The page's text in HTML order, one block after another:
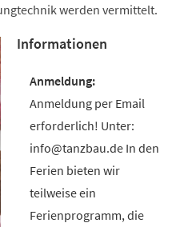
werden vermittelt.
Informationen
Anmeldung per Email
erforderlich! Unter:
info@tanzbau.de In den
Ferien bieten wir
teilweise ein
Ferienprogramm, die